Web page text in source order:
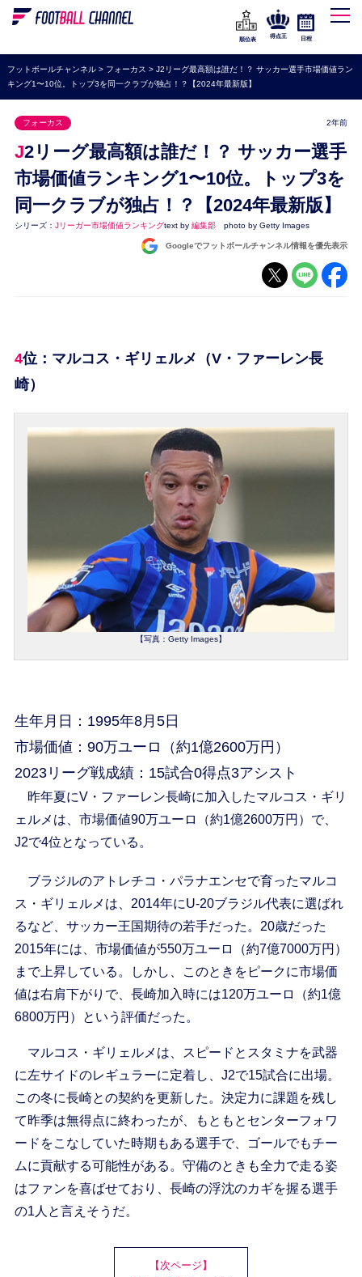
WEリーグ
海外サッカー
プレミアリーグ
ラ・リーガ
セリエA
ブンデスリーガ
UEFA
ナショナルチーム
順位表
得点王 日程
フットボールチャンネル> フォーカス > J2リーグ最高額は誰だ！？ サッカー選手市場価値ラン
キング1〜10位。トップ3を同一クラブが独占！？【2024年最新版】
フォーカス 2年前
J2リーグ最高額は誰だ！？ サッカー選手
市場価値ランキング1〜10位。トップ3を
同一クラブが独占！？【2024年最新版】
シリーズ： Jリーガー市場価値ランキングtext by 編集部 photo by Getty Images
Googleでフットボールチャンネル情報を優先表示
4位：マルコス・ギリェルメ（V・ファーレン長
崎）
【写真：Getty Images】
生年月日：1995年8月5日
市場価値：90万ユーロ（約1億2600万円）
2023リーグ戦成績：15試合0得点3アシスト
昨年夏にV・ファーレン長崎に加入したマルコス・ギリ
ェルメは、市場価値90万ユーロ（約1億2600万円）で、
J2で4位となっている。
ブラジルのアトレチコ・パラナエンセで育ったマルコ
ス・ギリェルメは、2014年にU-20ブラジル代表に選ばれ
るなど、サッカー王国期待の若手だった。20歳だった
2015年には、市場価値が550万ユーロ（約7億7000万円）
まで上昇している。しかし、このときをピークに市場価
値は右肩下がりで、長崎加入時には120万ユーロ（約1億
6800万円）という評価だった。
マルコス・ギリェルメは、スピードとスタミナを武器
に左サイドのレギュラーに定着し、J2で15試合に出場。
この冬に長崎との契約を更新した。決定力に課題を残し
て昨季は無得点に終わったが、もともとセンターフォワ
ードをこなしていた時期もある選手で、ゴールでもチー
ムに貢献する可能性がある。守備のときも全力で走る姿
はファンを喜ばせており、長崎の浮沈のカギを握る選手
の1人と言えそうだ。
【次ページ】